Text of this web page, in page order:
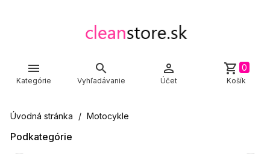

Kategórie

Vyhľadávanie

Účet
shopping_cart 0
Košík
Úvodná stránka Motocykle
Podkategórie